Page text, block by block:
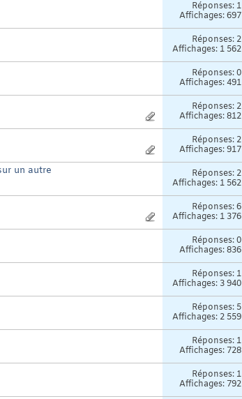
Réponses: 1
Affichages: 697
Réponses: 2
Affichages: 1 562
Réponses:0
Affichages: 491
Réponses: 2
Affichages: 812
Réponses: 2
Affichages: 917
un autre Réponses: 2
Affichages: 1 562
Réponses:6
Affichages: 1 376
Réponses:0
Affichages: 836
Réponses: 1
Affichages: 3 940
Réponses: 5
Affichages: 2 559
Réponses: 1
Affichages: 728
Réponses: 1
Affichages: 792